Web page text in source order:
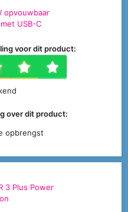
voor dit product:
4
3 sterren
sterren
over dit product:
opbrengst